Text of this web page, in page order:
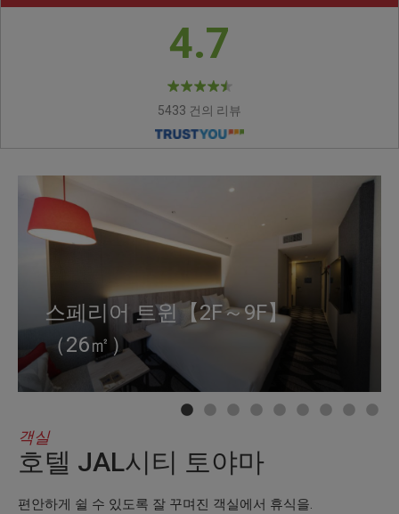
4.7
5433 건의 리뷰
스페리어 트윈【2F～9F】
（26㎡）
모더레이트 퀸【2F～9F】
（21㎡）
디럭스 트윈【5F～9F】
（31㎡）
스페리어 트윈 커넥팅【2F
～10F】（52㎡）
유니버셜 룸 트윈【2F～
4F】（31㎡）
스페리어 트윈 프러스
【10F】（26㎡）
모더레이트 퀸프러스
【10F】（21㎡）
디럭스 와이드 트윈【9F～
10F】（42㎡）
리트리트 스위트【9F～
10F】（79㎡）
객실
호텔 JAL시티 토야마
편안하게 쉴 수 있도록 잘 꾸며진 객실에서 휴식을.